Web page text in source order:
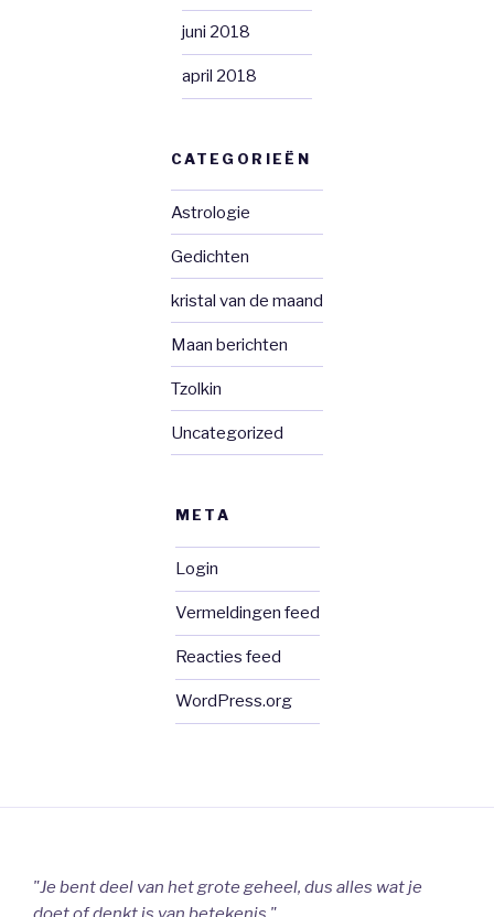
juni 2018
april 2018
CATEGORIEËN
Astrologie
Gedichten
kristal van de maand
Maan berichten
Tzolkin
Uncategorized
META
Login
Vermeldingen feed
Reacties feed
WordPress.org
"Je bent deel van het grote geheel, dus alles wat je